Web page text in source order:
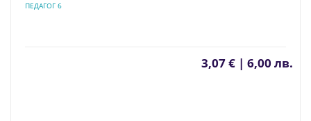
ПЕДАГОГ 6
3,07 € | 6,00 лв.